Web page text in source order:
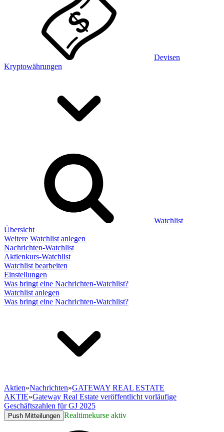
Devisen
Kryptowährungen
Watchlist
Übersicht
Weitere Watchlist anlegen
Nachrichten-Watchlist
Aktienkurs-Watchlist
Watchlist bearbeiten
Einstellungen
Was bringt eine Nachrichten-Watchlist?
Watchlist anlegen
Was bringt eine Nachrichten-Watchlist?
Aktien»Nachrichten»GATEWAY REAL ESTATE
AKTIE»Gateway Real Estate veröffentlicht vorläufige
Geschäftszahlen für GJ 2025
Push Mitteilungen Realtimekurse aktiv